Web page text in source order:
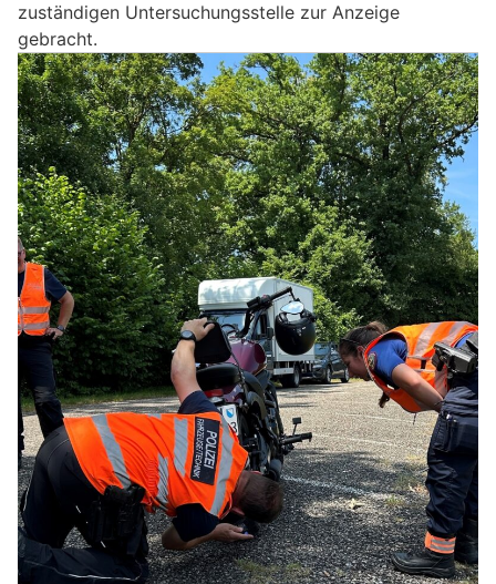
zuständigen Untersuchungsstelle zur Anzeige
gebracht.